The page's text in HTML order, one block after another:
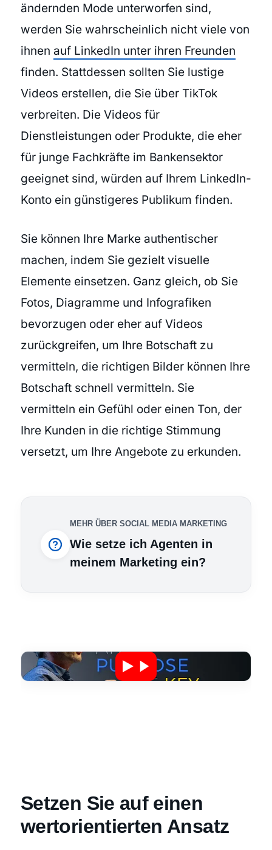
ändernden Mode unterworfen sind,
werden Sie wahrscheinlich nicht viele von
ihnen auf LinkedIn unter ihren Freunden
finden. Stattdessen sollten Sie lustige
Videos erstellen, die Sie über TikTok
verbreiten. Die Videos für
Dienstleistungen oder Produkte, die eher
für junge Fachkräfte im Bankensektor
geeignet sind, würden auf Ihrem LinkedIn-
Konto ein günstigeres Publikum finden.
Sie können Ihre Marke authentischer
machen, indem Sie gezielt visuelle
Elemente einsetzen. Ganz gleich, ob Sie
Fotos, Diagramme und Infografiken
bevorzugen oder eher auf Videos
zurückgreifen, um Ihre Botschaft zu
vermitteln, die richtigen Bilder können Ihre
Botschaft schnell vermitteln. Sie
vermitteln ein Gefühl oder einen Ton, der
Ihre Kunden in die richtige Stimmung
versetzt, um Ihre Angebote zu erkunden.
MEHR ÜBER SOCIAL MEDIA MARKETING
Wie setze ich Agenten in
meinem Marketing ein?
Setzen Sie auf einen
wertorientierten Ansatz